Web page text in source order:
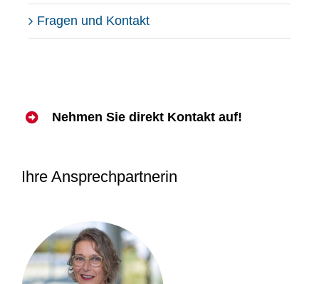
Fragen und Kontakt
Nehmen Sie direkt Kontakt auf!
Ihre Ansprechpartnerin